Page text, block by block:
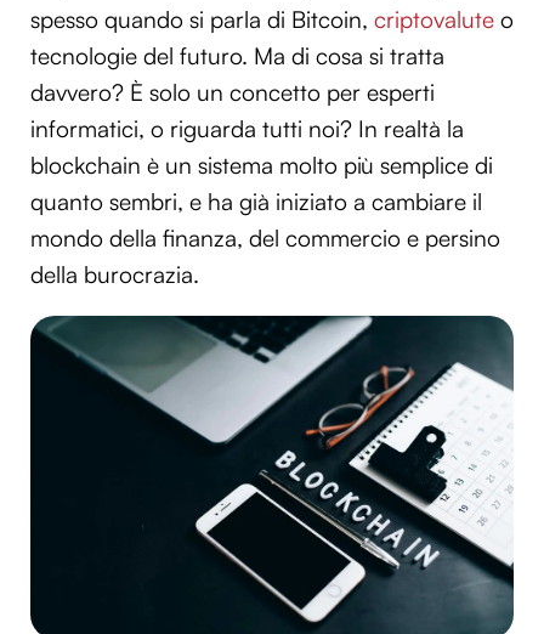
spesso quando si parla di Bitcoin, criptovalute o
tecnologie del futuro. Ma di cosa si tratta
davvero? È solo un concetto per esperti
informatici, o riguarda tutti noi? In realtà la
blockchain è un sistema molto più semplice di
quanto sembri, e ha già iniziato a cambiare il
mondo della finanza, del commercio e persino
della burocrazia.